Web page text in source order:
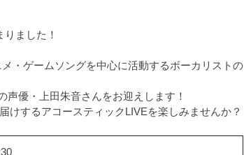
ました！
・ゲームソングを中心に活動するボーカリストの
優・上田朱音さんをお迎えします！
けするアコースティックLIVEを楽しみませんか？